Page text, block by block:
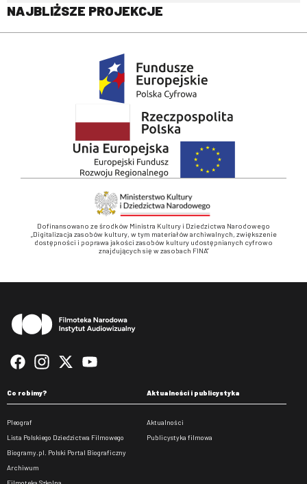
NAJBLIŻSZE PROJEKCJE
Dofinansowano ze środków Ministra Kultury i Dziedzictwa Narodowego
„Digitalizacja zasobów kultury, w tym materiałów archiwalnych, zwiększenie
dostępności i poprawa jakości zasobów kultury udostępnianych cyfrowo
znajdujących się w zasobach FINA”
Co robimy?
Pleograf
Lista Polskiego Dziedzictwa Filmowego
Biogramy.pl. Polski Portal Biograficzny
Archiwum
Aktualności i publicystyka
Aktualności
Publicystyka filmowa